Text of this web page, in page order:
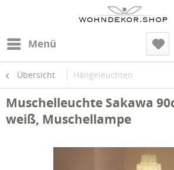
Menü
Übersicht Hängeleuchten
Muschelleuchte Sakawa
weiß, Muschellampe